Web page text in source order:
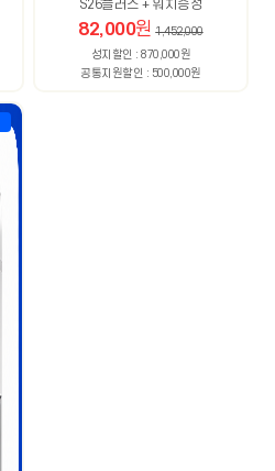
S26플러스 + 워치증정
82,000원 1,452,000
성지할인 : 870,000원
공통지원할인 : 500,000원